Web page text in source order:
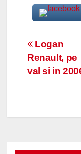
în
Logan
Renault, pe
val si in